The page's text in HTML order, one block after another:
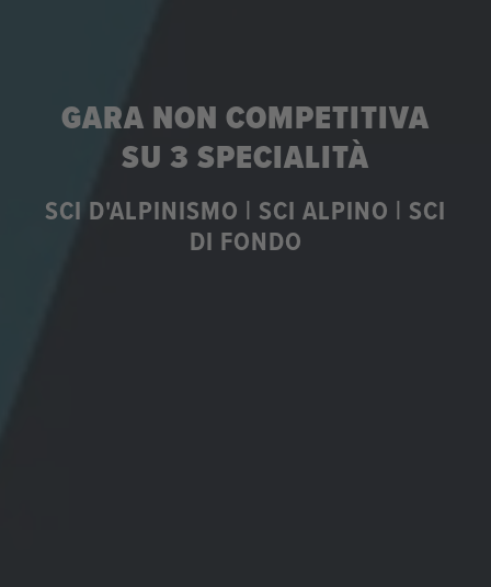
GARA NON COMPETITIVA
SU 3 SPECIALITÀ
SCI D'ALPINISMO | SCI ALPINO | SCI
DI FONDO